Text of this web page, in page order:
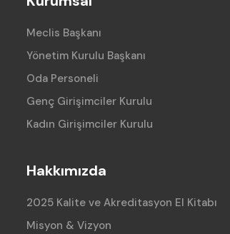
Meclis Başkanı
Yönetim Kurulu Başkanı
Oda Personeli
Genç Girişimciler Kurulu
Kadın Girişimciler Kurulu
Hakkımızda
2025 Kalite ve Akreditasyon El Kitabı
Misyon & Vizyon